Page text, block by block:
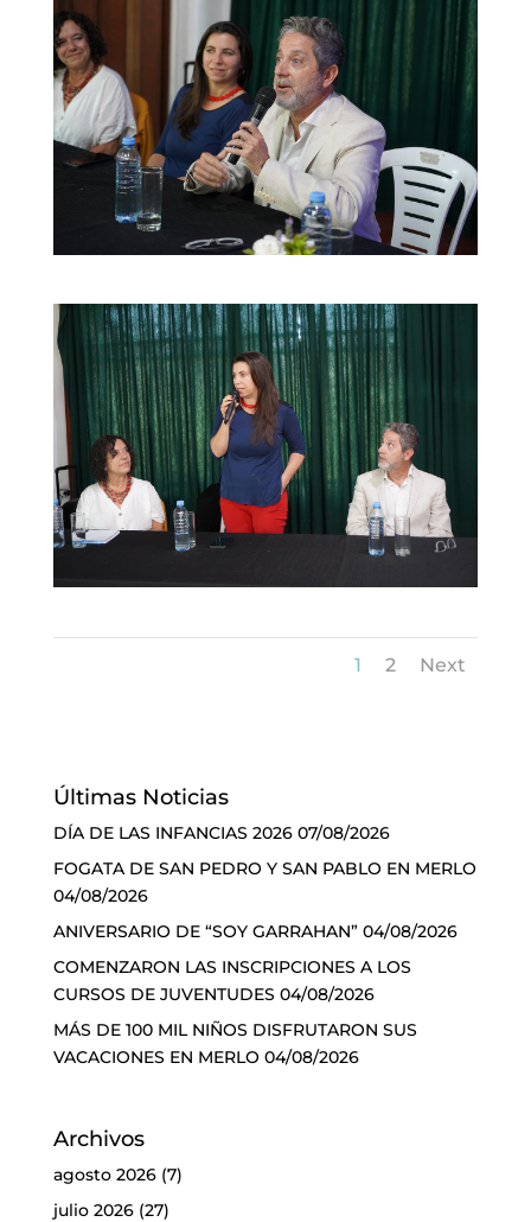
1 2 Next
Últimas Noticias
DÍA DE LAS INFANCIAS 2026 07/08/2026
FOGATA DE SAN PEDRO Y SAN PABLO EN MERLO
04/08/2026
ANIVERSARIO DE “SOY GARRAHAN” 04/08/2026
COMENZARON LAS INSCRIPCIONES A LOS
CURSOS DE JUVENTUDES 04/08/2026
MÁS DE 100 MIL NIÑOS DISFRUTARON SUS
VACACIONES EN MERLO 04/08/2026
Archivos
agosto 2026(7)
julio 2026(27)